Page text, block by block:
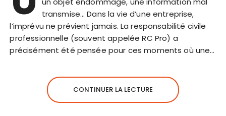
transmise… Dans la vie d’une entreprise,
l’imprévu ne prévient jamais. La responsabilité civile
professionnelle (souvent appelée RC Pro) a
précisément été pensée pour ces moments où une…
CONTINUER LA LECTURE